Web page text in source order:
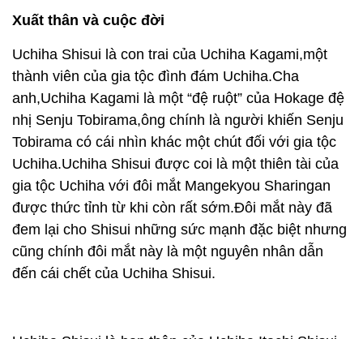
Xuất thân và cuộc đời
Uchiha Shisui là con trai của Uchiha Kagami,một
thành viên của gia tộc đình đám Uchiha.Cha
anh,Uchiha Kagami là một “đệ ruột” của Hokage đệ
nhị Senju Tobirama,ông chính là người khiến Senju
Tobirama có cái nhìn khác một chút đối với gia tộc
Uchiha.Uchiha Shisui được coi là một thiên tài của
gia tộc Uchiha với đôi mắt Mangekyou Sharingan
được thức tỉnh từ khi còn rất sớm.Đôi mắt này đã
đem lại cho Shisui những sức mạnh đặc biệt nhưng
cũng chính đôi mắt này là một nguyên nhân dẫn
đến cái chết của Uchiha Shisui.